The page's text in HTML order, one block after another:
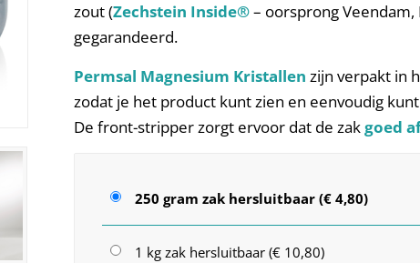
zout (Zechstein Inside®– oorsprong
gegarandeerd.
Permsal Magnesium Kristallen zijn verpakt in
zodat je het product kunt zien en eenvoudig
De front-stripper zorgt ervoor dat de zakgoed
250 gram zak hersluitbaar (€ 4,80)
1 kg zak hersluitbaar (€ 10,80)